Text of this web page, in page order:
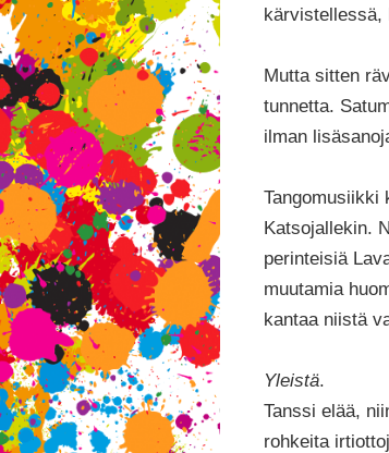
Mutta sitten
tunnetta.
ilman
Tangomusiikki
Katsojallekin.
perinteisiä
muutamia
kantaa niistä
Yleistä.
Tanssi elää,
rohkeita